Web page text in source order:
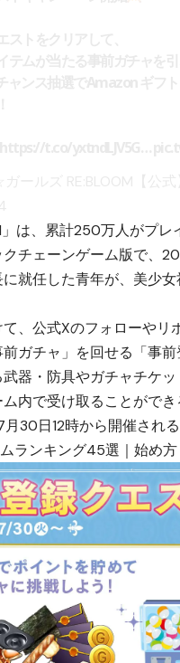
」は、累計250万人がプ
チェーンゲーム版で、
就任した青年が、美少
、公式Xのフォローや
ガチャ」を回せる「事前
器・防具やガチャチケ
内で受け取ることができ
30日12時から開催され
ムランキング45選｜始め